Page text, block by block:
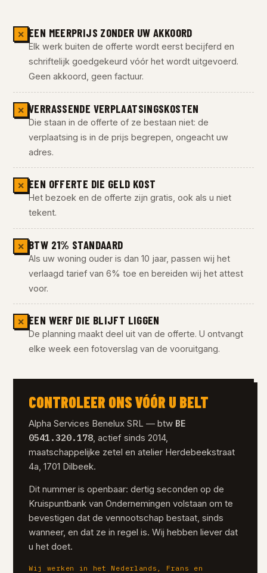
✕ EEN MEERPRIJS ZONDER UW AKKOORD
Elk werk buiten de offerte wordt eerst becijferd en
schriftelijk goedgekeurd vóór het wordt uitgevoerd.
Geen akkoord, geen factuur.
✕ VERRASSENDE VERPLAATSINGSKOSTEN
Die staan in de offerte of ze bestaan niet: de
verplaatsing is in de prijs begrepen, ongeacht uw
adres.
✕ EEN OFFERTE DIE GELD KOST
Het bezoek en de offerte zijn gratis, ook als u niet
tekent.
✕ BTW 21% STANDAARD
Als uw woning ouder is dan 10 jaar, passen wij het
verlaagd tarief van 6% toe en bereiden wij het attest
voor.
✕ EEN WERF DIE BLIJFT LIGGEN
De planning maakt deel uit van de offerte. U ontvangt
elke week een fotoverslag van de vooruitgang.
CONTROLEER ONS VÓÓR U BELT
Alpha Services Benelux SRL — btw BE
0541.320.178, actief sinds 2014,
maatschappelijke zetel en atelier Herdebeekstraat
4a, 1701 Dilbeek.
Dit nummer is openbaar: dertig seconden op de
Kruispuntbank van Ondernemingen volstaan om te
bevestigen dat de vennootschap bestaat, sinds
wanneer, en dat ze in regel is. Wij hebben liever dat
u het doet.
Wij werken in het Nederlands, Frans en